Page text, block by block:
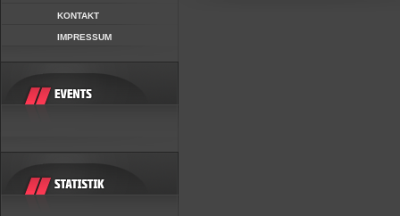
KONTAKT
IMPRESSUM